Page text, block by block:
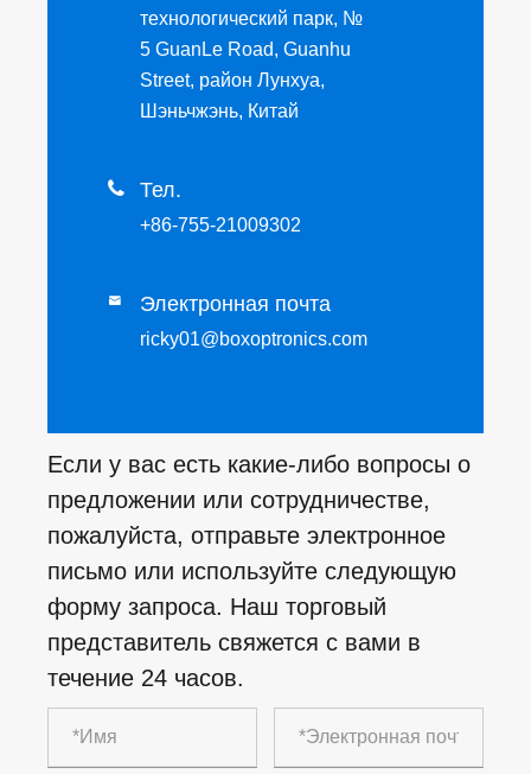
технологический парк, №
5 GuanLe Road, Guanhu
Street, район Лунхуа,
Шэньчжэнь, Китай
 Тел.
+86-755-21009302
 Электронная почта
ricky01@boxoptronics.com
Если у вас есть какие-либо вопросы о
предложении или сотрудничестве,
пожалуйста, отправьте электронное
письмо или используйте следующую
форму запроса. Наш торговый
представитель свяжется с вами в
течение 24 часов.